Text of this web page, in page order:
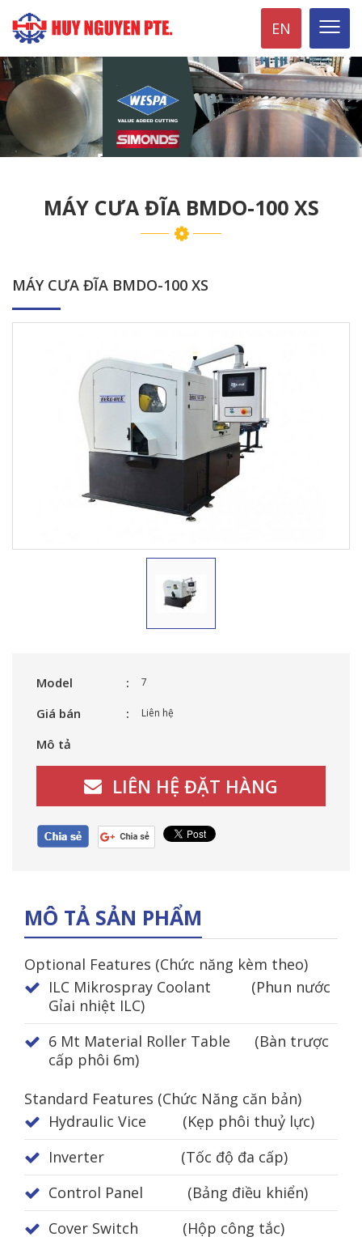
EN
MÁY CƯA ĐĨA BMDO-100 XS
MÁY CƯA ĐĨA BMDO-100 XS
Model 7
Giá bán Liên hệ
Mô tả
LIÊN HỆ ĐẶT HÀNG
MÔ TẢ SẢN PHẨM
Optional Features (Chức năng kèm theo)
ILC Mikrospray Coolant (Phun nước
Gỉai nhiệt ILC)
6 Mt Material Roller Table (Bàn trược
cấp phôi 6m)
Standard Features (Chức Năng căn bản)
Hydraulic Vice (Kẹp phôi thuỷ lực)
Inverter (Tốc độ đa cấp)
Control Panel (Bảng điều khiển)
Cover Switch (Hộp công tắc)